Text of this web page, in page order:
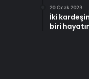
20 Ocak 2023
İki
biri